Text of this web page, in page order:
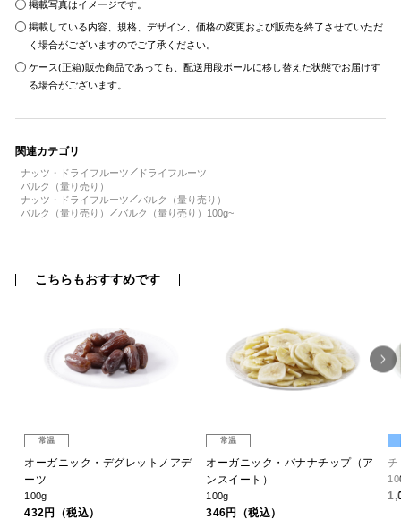
掲載写真はイメージです。
掲載している内容、規格、デザイン、価格の変更および販売を終了させていただ
く場合がございますのでご了承ください。
ケース(正箱)販売商品であっても、配送用段ボールに移し替えた状態でお届けす
る場合がございます。
関連カテゴリ
ナッツ・ドライフルーツ
ドライフルーツ
バルク（量り売り）
ナッツ・ドライフルーツ
バルク（量り売り）
バルク（量り売り）
バルク（量り売り）100g~
こちらもおすすめです
常温
オーガニック・デグレットノアデ
ーツ
100g
432円（税込）
常温
オーガニック・バナナチップ（ア
ンスイート）
100g
346円（税込）